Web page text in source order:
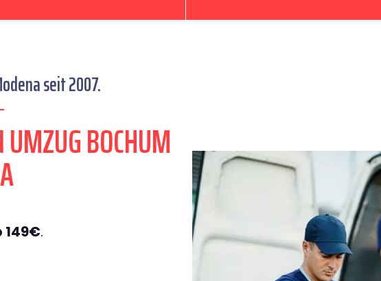
seit 2007.
BOCHUM
149€.